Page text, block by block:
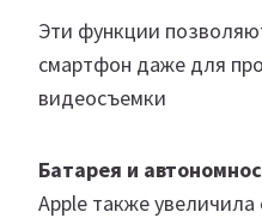
Эти функции
смартфон даже для
видеосъемки
Батарея и
Apple также увеличила